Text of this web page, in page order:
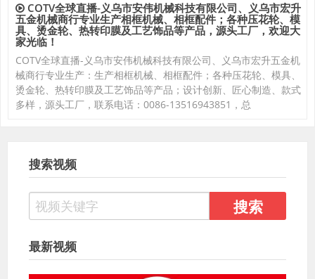
COTV全球直播-义乌市安伟机械科技有限公司、义乌市宏升
五金机械商行专业生产相框机械、相框配件；各种压花轮、模
具、烫金轮、热转印膜及工艺饰品等产品，源头工厂，欢迎大
家光临！
COTV全球直播-义乌市安伟机械科技有限公司、义乌市宏升五金机
械商行专业生产：生产相框机械、相框配件；各种压花轮、模具、
烫金轮、热转印膜及工艺饰品等产品；设计创新、匠心制造、款式
多样，源头工厂，联系电话：0086-13516943851，总
搜索视频
最新视频